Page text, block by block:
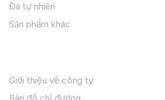
Đá tự nhiên
Sản phẩm khác
Giới thiệu về công ty